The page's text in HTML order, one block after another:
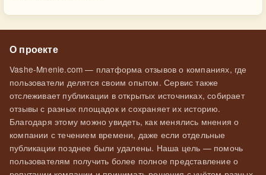
О проекте
Vashe-Mnenie.com — платформа отзывов о компаниях, где
пользователи делятся своим опытом. Сервис также
отслеживает публикации в открытых источниках, собирает
отзывы с разных площадок и сохраняет их историю.
Благодаря этому можно увидеть, как менялись мнения о
компании с течением времени, даже если отдельные
публикации позднее были удалены. Наша цель — помочь
пользователям получить более полное представление о